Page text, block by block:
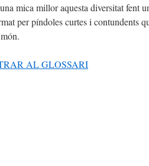
mica millor aquesta diversitat fent
per píndoles curtes i contundents
AL GLOSSARI